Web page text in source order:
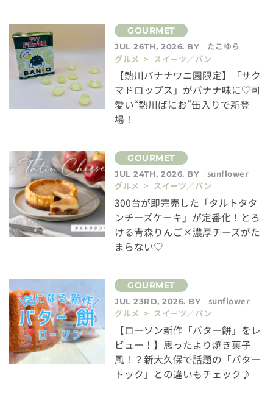
JUL 26TH, 2026. BY
たこゆら
グルメ > スイーツ／パン
【熱川バナナワニ園限定】「サク
マドロップス」がバナナ味に♡可
愛い“熱川ばにお”缶入りで新登
場！
JUL 24TH, 2026. BY
sunflower
グルメ > スイーツ／パン
300台が即完売した「タルトタタ
ンチーズケーキ」が定番化！とろ
ける青森りんご×濃厚チーズがた
まらない♡
JUL 23RD, 2026. BY
sunflower
グルメ > スイーツ／パン
【ローソン新作「バター餅」をレ
ビュー！】思ったより焼き菓子
風！？新大久保で話題の「バター
トック」との違いもチェック♪